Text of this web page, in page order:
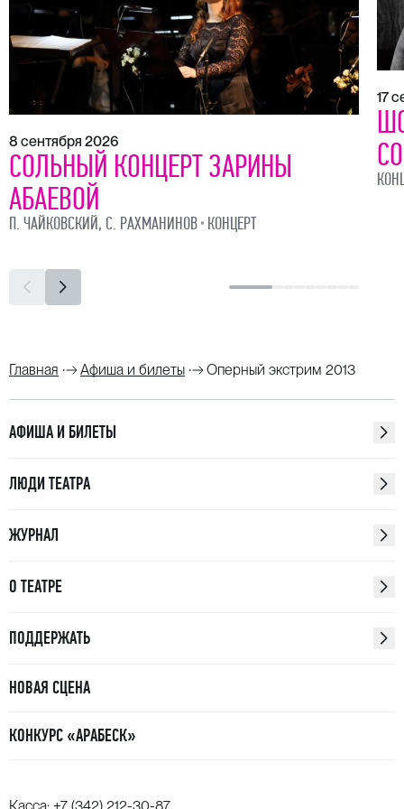
8 сентября 2026
СОЛЬНЫЙ КОНЦЕРТ ЗАРИНЫ
АБАЕВОЙ
П. ЧАЙКОВСКИЙ, С. РАХМАНИНОВ КОНЦЕРТ
17
Главная Афиша и билеты Оперный экстрим 2013
АФИША И БИЛЕТЫ
ЛЮДИ ТЕАТРА
ЖУРНАЛ
О ТЕАТРЕ
ПОДДЕРЖАТЬ
НОВАЯ СЦЕНА
КОНКУРС «АРАБЕСК»